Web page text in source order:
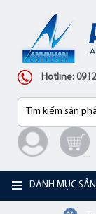
Hotline:
DANH MỤC